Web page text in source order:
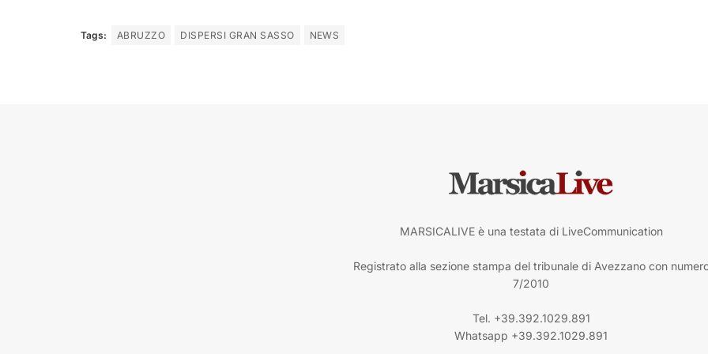
Tags: ABRUZZO DISPERSI GRAN SASSO NEWS
MARSICALIVE è una testata di LiveCommunication
Registrato alla sezione stampa del tribunale di Avezzano con
7/2010
Tel. +39.392.1029.891
Whatsapp +39.392.1029.891